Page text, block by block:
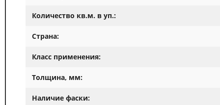
Количество кв.м. в уп.:
Страна:
Класс применения:
Толщина, мм:
Наличие фаски: